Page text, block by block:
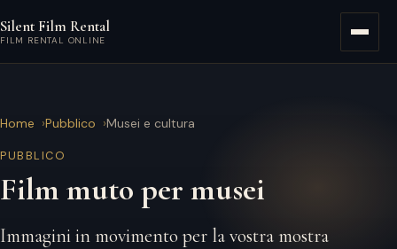
Silent Film Rental
FILM RENTAL ONLINE
Home Pubblico Musei e cultura
PUBBLICO
Film muto per musei
Immagini in movimento per la vostra mostra